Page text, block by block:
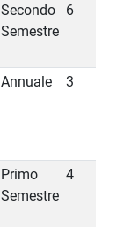
Secondo
Semestre
6
Annuale 3
Primo
Semestre
4